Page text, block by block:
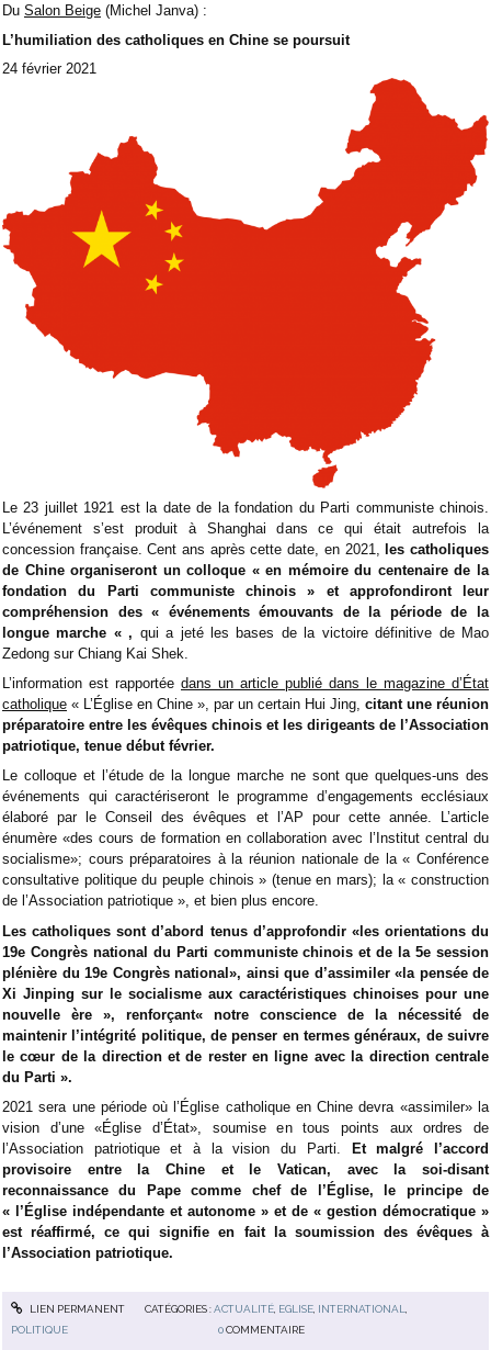
Du Salon Beige (Michel Janva) :
L’humiliation des catholiques en Chine se poursuit
24 février 2021
Le 23 juillet 1921 est la date de la fondation du Parti communiste chinois.
L’événement s’est produit à Shanghai dans ce qui était autrefois la
concession française. Cent ans après cette date, en 2021, les catholiques
de Chine organiseront un colloque « en mémoire du centenaire de la
fondation du Parti communiste chinois » et approfondiront leur
compréhension des « événements émouvants de la période de la
longue marche « , qui a jeté les bases de la victoire définitive de Mao
Zedong sur Chiang Kai Shek.
L’information est rapportée dans un article publié dans le magazine d’État
catholique « L’Église en Chine », par un certain Hui Jing, citant une réunion
préparatoire entre les évêques chinois et les dirigeants de l’Association
patriotique, tenue début février.
Le colloque et l’étude de la longue marche ne sont que quelques-uns des
événements qui caractériseront le programme d’engagements ecclésiaux
élaboré par le Conseil des évêques et l’AP pour cette année. L’article
énumère «des cours de formation en collaboration avec l’Institut central du
socialisme»; cours préparatoires à la réunion nationale de la « Conférence
consultative politique du peuple chinois » (tenue en mars); la « construction
de l’Association patriotique », et bien plus encore.
Les catholiques sont d’abord tenus d’approfondir «les orientations du
19e Congrès national du Parti communiste chinois et de la 5e session
plénière du 19e Congrès national», ainsi que d’assimiler «la pensée de
Xi Jinping sur le socialisme aux caractéristiques chinoises pour une
nouvelle ère », renforçant« notre conscience de la nécessité de
maintenir l’intégrité politique, de penser en termes généraux, de suivre
le cœur de la direction et de rester en ligne avec la direction centrale
du Parti ».
2021 sera une période où l’Église catholique en Chine devra «assimiler» la
vision d’une «Église d’État», soumise en tous points aux ordres de
l’Association patriotique et à la vision du Parti.
Et malgré l’accord
provisoire entre la Chine et le Vatican, avec la soi-disant
reconnaissance du Pape comme chef de l’Église, le principe de
« l’Église indépendante et autonome » et de « gestion démocratique »
est réaffirmé, ce qui signifie en fait la soumission des évêques à
l’Association patriotique.
LIEN PERMANENT CATÉGORIES :ACTUALITÉ, EGLISE, INTERNATIONAL
POLITIQUE
0 COMMENTAIRE